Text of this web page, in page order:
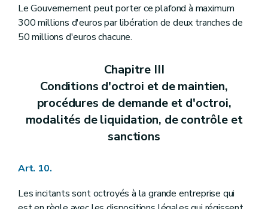
Le Gouvernement peut porter ce plafond à maximum
300 millions d'euros par libération de deux tranches de
50 millions d'euros chacune.
Chapitre III
Conditions d'octroi et de maintien,
procédures de demande et d'octroi,
modalités de liquidation, de contrôle et
sanctions
Art. 10.
Les incitants sont octroyés à la grande entreprise qui